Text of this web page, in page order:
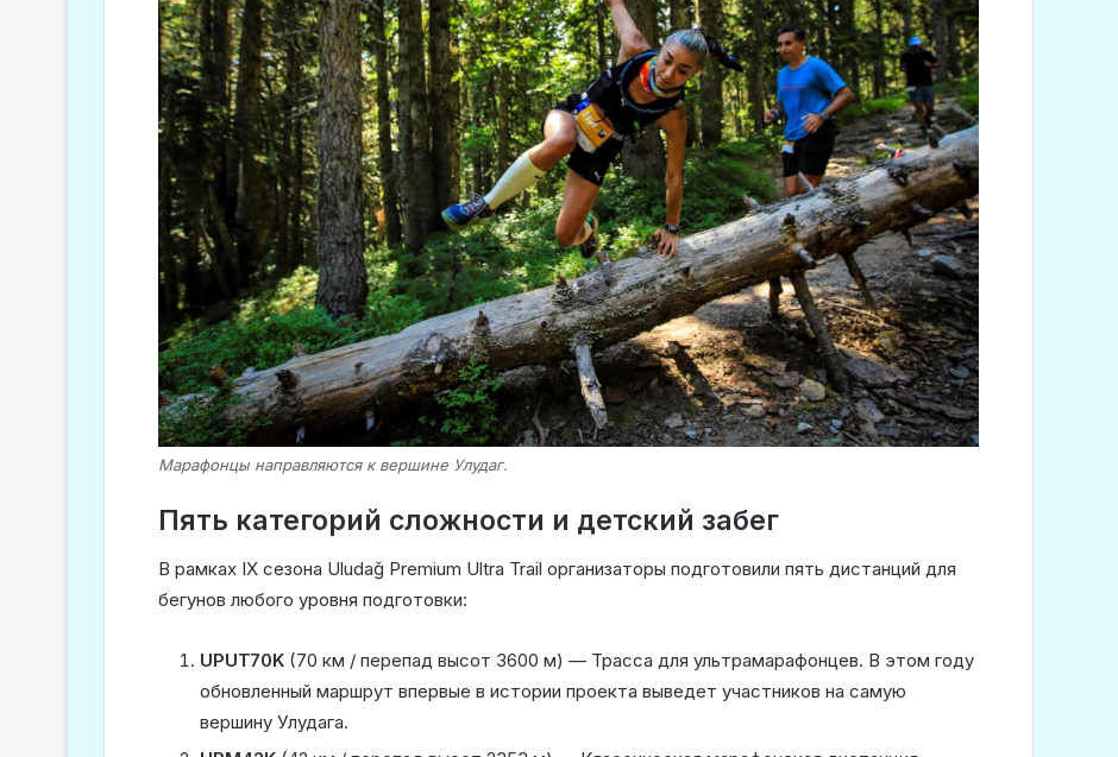
Марафонцы направляются к вершине Улудаг.
Пять категорий сложности и детский забег
В рамках IX сезона Uludağ Premium Ultra Trail организаторы подготовили пять дистанций для
бегунов любого уровня подготовки:
UPUT70K (70 км / перепад высот 3600 м) — Трасса для ультрамарафонцев. В этом году
обновленный маршрут впервые в истории проекта выведет участников на самую
вершину Улудага.